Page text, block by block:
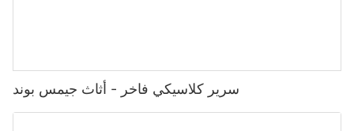
سرير كلاسيكي فاخر - أثاث جيمس بوند